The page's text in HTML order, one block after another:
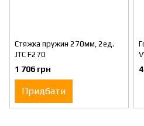
Стяжка пружин 270мм, 2ед.
JTC F270
1 706 грн
Придбати